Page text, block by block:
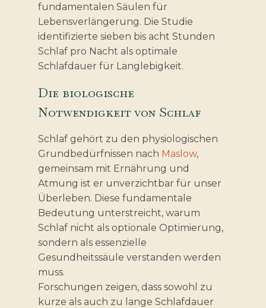
fundamentalen Säulen für
Lebensverlängerung. Die Studie
identifizierte sieben bis acht Stunden
Schlaf pro Nacht als optimale
Schlafdauer für Langlebigkeit.
Die biologische
Notwendigkeit von Schlaf
Schlaf gehört zu den physiologischen
Grundbedürfnissen nach Maslow,
gemeinsam mit Ernährung und
Atmung ist er unverzichtbar für unser
Überleben. Diese fundamentale
Bedeutung unterstreicht, warum
Schlaf nicht als optionale Optimierung,
sondern als essenzielle
Gesundheitssäule verstanden werden
muss.
Forschungen zeigen, dass sowohl zu
kurze als auch zu lange Schlafdauer